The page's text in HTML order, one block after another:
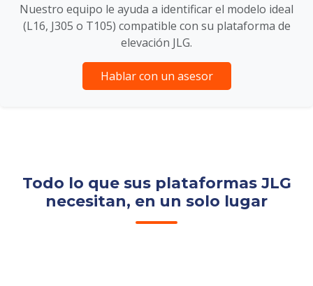
Nuestro equipo le ayuda a identificar el modelo ideal
(L16, J305 o T105) compatible con su plataforma de
elevación JLG.
Hablar con un asesor
Todo lo que sus plataformas JLG
necesitan, en un solo lugar